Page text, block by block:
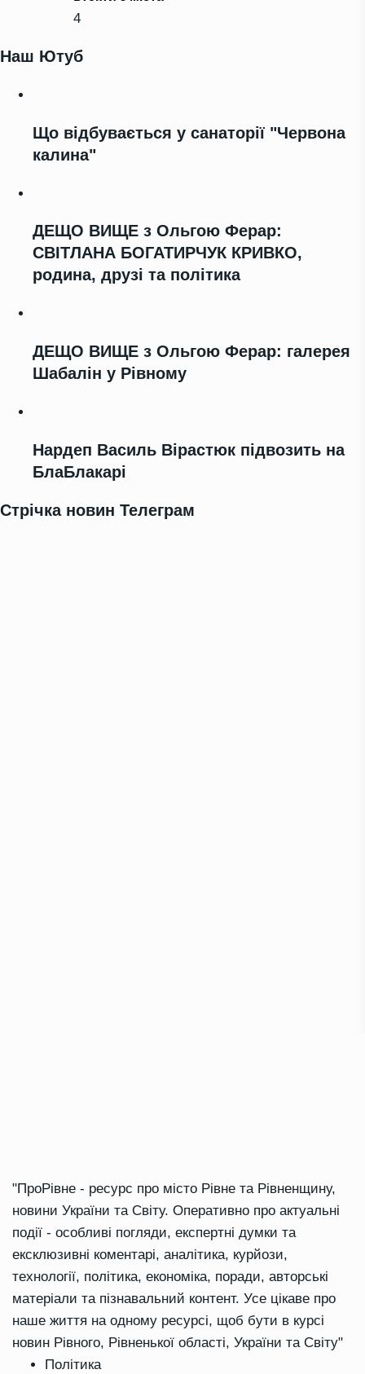
4
Наш Ютуб
Що відбувається у санаторії "Червона
калина"
ДЕЩО ВИЩЕ з Ольгою Ферар:
СВІТЛАНА БОГАТИРЧУК КРИВКО,
родина, друзі та політика
ДЕЩО ВИЩЕ з Ольгою Ферар: галерея
Шабалін у Рівному
Нардеп Василь Вірастюк підвозить на
БлаБлакарі
Стрічка новин Телеграм
"ПроРівне - ресурс про місто Рівне та Рівненщину,
новини України та Світу. Оперативно про актуальні
події - особливі погляди, експертні думки та
ексклюзивні коментарі, аналітика, курйози,
технології, політика, економіка, поради, авторські
матеріали та пізнавальний контент. Усе цікаве про
наше життя на одному ресурсі, щоб бути в курсі
новин Рівного, Рівненької області, України та Світу"
Політика